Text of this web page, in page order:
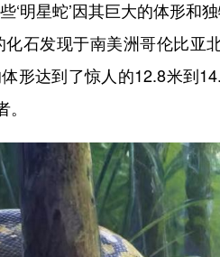
星蛇’因其巨大的体形和
石发现于南美洲哥伦比亚
形达到了惊人的12.8米到
。